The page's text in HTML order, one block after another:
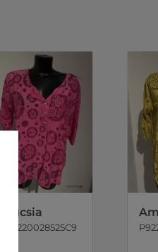
Fucsia
P9220028525C9